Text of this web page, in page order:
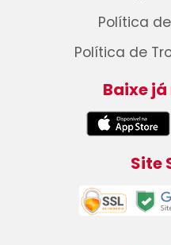
Política
Política de
Baixe já
Site